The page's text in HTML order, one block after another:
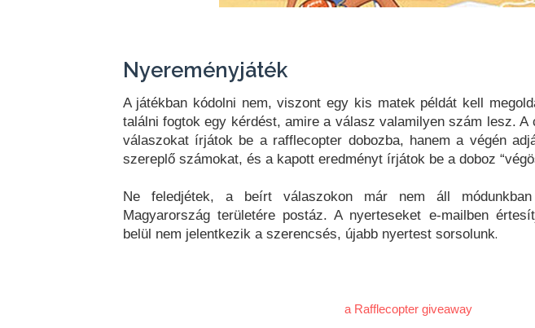
Nyereményjáték
A játékban kódolni nem, viszont egy kis matek példát kell
találni fogtok egy kérdést, amire a válasz valamilyen szám lesz.
válaszokat írjátok be a rafflecopter dobozba, hanem a végén
szereplő számokat, és a kapott eredményt írjátok be a doboz
Ne feledjétek, a beírt válaszokon már nem áll
Magyarország területére postáz. A nyerteseket e-mailben
belül nem jelentkezik a szerencsés, újabb nyertest sorsolunk.
a Rafflecopter giveaway